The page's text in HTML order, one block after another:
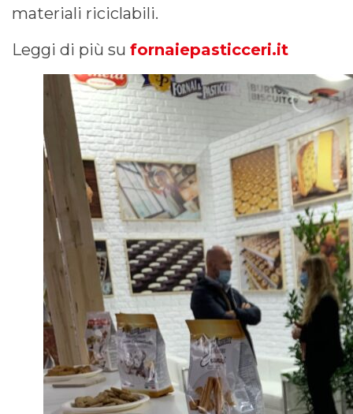
materiali riciclabili.
Leggi di più su fornaiepasticceri.it